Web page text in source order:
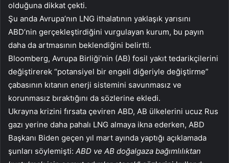
olduğuna dikkat çekti.
Şu anda Avrupa’nın LNG ithalatının yaklaşık yarısını
ABD’nin gerçekleştirdiğini vurgulayan kurum, bu payın
daha da artmasının beklendiğini belirtti.
Bloomberg, Avrupa Birliği’nin (AB) fosil yakıt tedarikçilerini
değiştirerek “potansiyel bir engeli diğeriyle değiştirme”
çabasının kıtanın enerji sistemini savunmasız ve
korunmasız bıraktığını da sözlerine ekledi.
Ukrayna krizini fırsata çeviren ABD, AB ülkelerini ucuz Rus
gazı yerine daha pahalı LNG almaya ikna ederken, ABD
Başkanı Biden geçen yıl mart ayında yaptığı açıklamada
şunları söylemişti: ABD ve AB doğalgaza bağımlılıktan